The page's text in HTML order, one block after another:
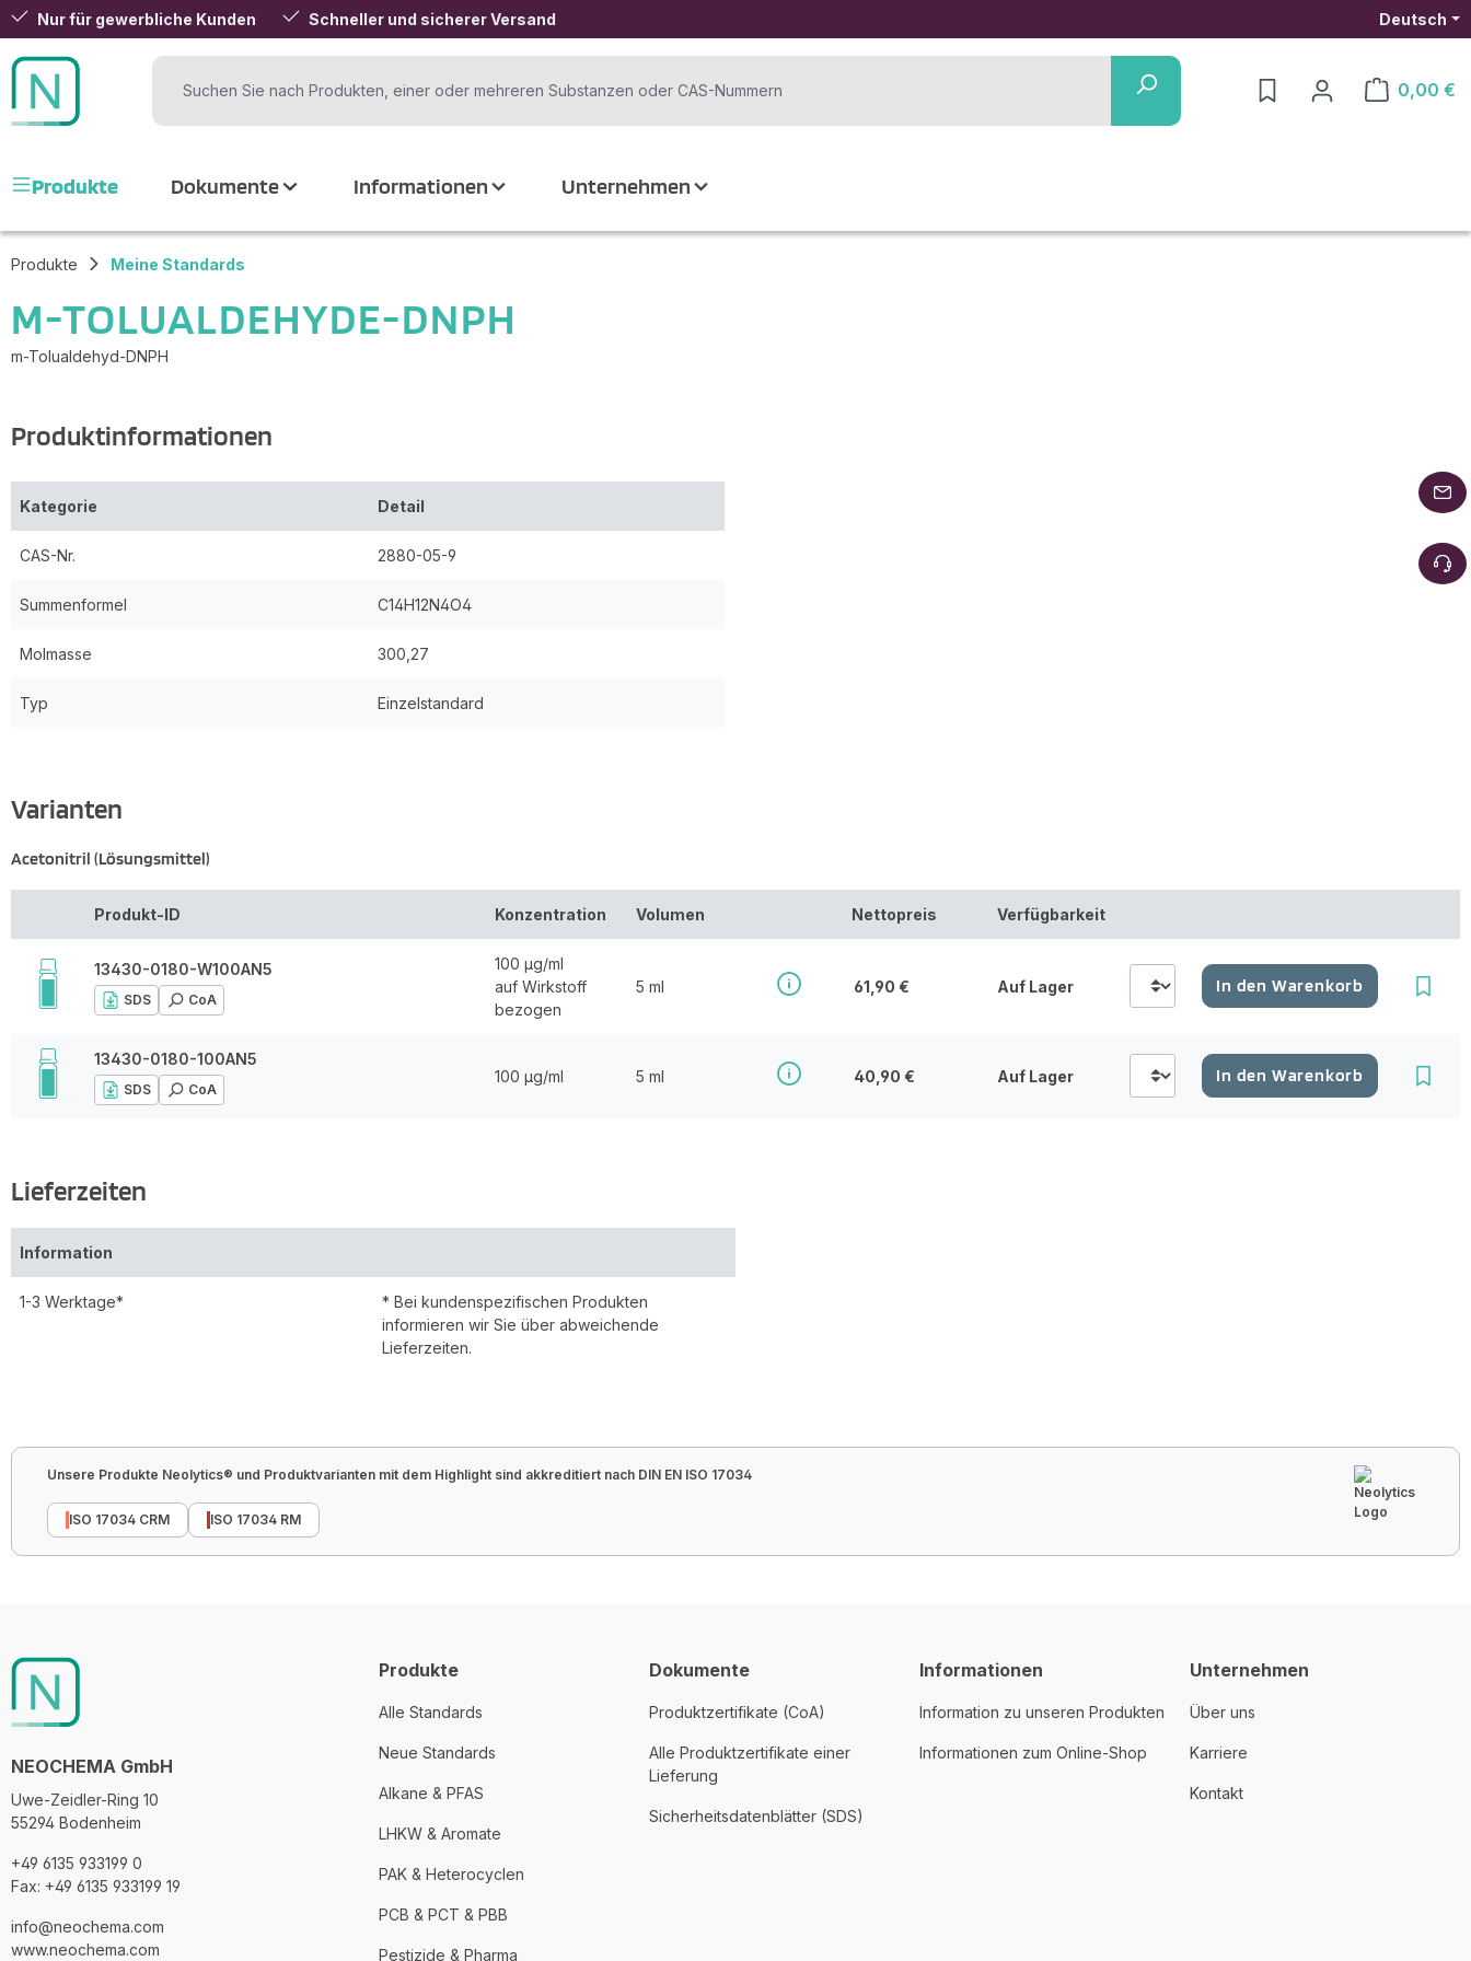
Hauptinhalt springen
Zur Suche springen
Zur Hauptnavigation springen
Nur für gewerbliche Kunden Schneller und sicherer Versand Deutsch
0,00 €
Warenkorb
Produkte Dokumente Informationen Unternehmen
Produkte Meine Standards
M-TOLUALDEHYDE-DNPH
m-Tolualdehyd-DNPH
Produktinformationen
Kategorie Detail
CAS-Nr. 2880-05-9
Summenformel C14H12N4O4
Molmasse 300,27
Typ Einzelstandard
Varianten
Acetonitril (Lösungsmittel)
Produkt-ID Konzentration Volumen Nettopreis Verfügbarkeit
13430-0180-W100AN5
SDS CoA
100 µg/ml
auf Wirkstoff
bezogen
5 ml 61,90 € Auf Lager In den Warenkorb
13430-0180-100AN5
SDS CoA
100 µg/ml 5 ml 40,90 € Auf Lager In den Warenkorb
Lieferzeiten
Information
1-3 Werktage*
* Bei kundenspezifischen Produkten
informieren wir Sie über abweichende
Lieferzeiten.
Unsere Produkte Neolytics® und Produktvarianten mit dem Highlight sind akkreditiert nach DIN EN ISO 17034
ISO 17034 CRM ISO 17034 RM
NEOCHEMA GmbH
Uwe-Zeidler-Ring 10
55294 Bodenheim
+49 6135 933199 0
Fax: +49 6135 933199 19
info@neochema.com
www.neochema.com
Produkte
Alle Standards
Neue Standards
Alkane & PFAS
LHKW & Aromate
PAK & Heterocyclen
PCB & PCT & PBB
Pestizide & Pharma
Dokumente
Produktzertifikate (CoA)
Alle Produktzertifikate einer
Lieferung
Sicherheitsdatenblätter (SDS)
Informationen
Information zu unseren Produkten
Informationen zum Online-Shop
Unternehmen
Über uns
Karriere
Kontakt